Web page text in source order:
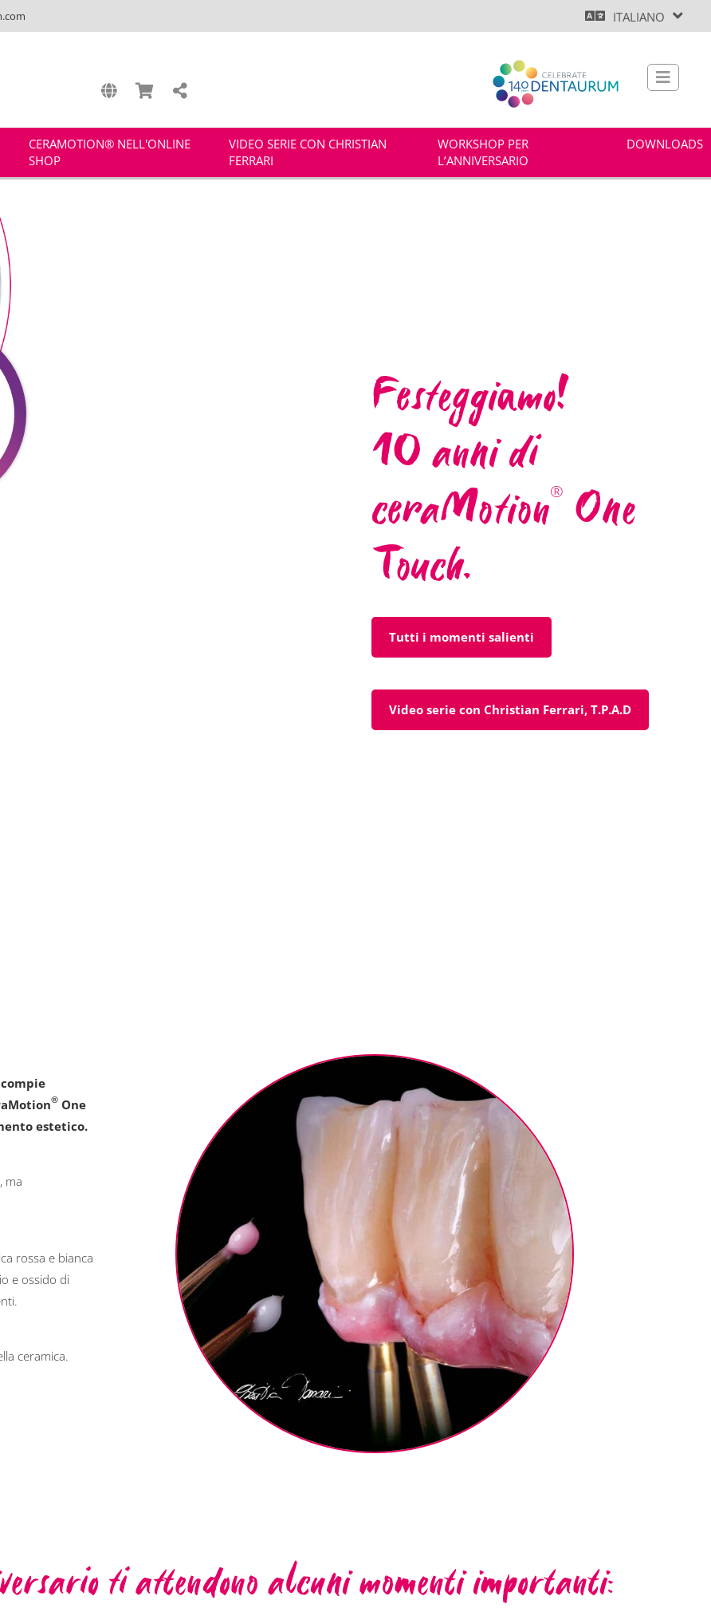
ITALIANO
CERAMOTION® NELL'ONLINE
SHOP
VIDEO SERIE CON CHRISTIAN
FERRARI
WORKSHOP PER
L’ANNIVERSARIO
DOWNLOADS
Festeggiamo!
10 anni di
ceraMotion® One
Touch.
Tutti i momenti salienti
Video serie con Christian Ferrari, T.P.A.D
® One
estetico.
ma
rossa e bianca
e ossido di
ceramica.
ti attendono alcuni momenti importanti: